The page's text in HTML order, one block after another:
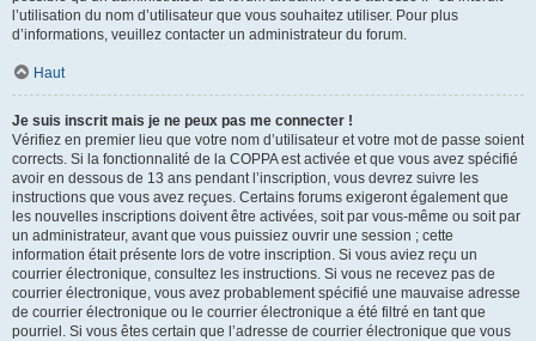
l’utilisation du nom d’utilisateur que vous souhaitez utiliser. Pour plus
d’informations, veuillez contacter un administrateur du forum.
Haut
Je suis inscrit mais je ne peux pas me connecter !
Vérifiez en premier lieu que votre nom d’utilisateur et votre mot de passe soient
corrects. Si la fonctionnalité de la COPPA est activée et que vous avez spécifié
avoir en dessous de 13 ans pendant l’inscription, vous devrez suivre les
instructions que vous avez reçues. Certains forums exigeront également que
les nouvelles inscriptions doivent être activées, soit par vous-même ou soit par
un administrateur, avant que vous puissiez ouvrir une session ; cette
information était présente lors de votre inscription. Si vous aviez reçu un
courrier électronique, consultez les instructions. Si vous ne recevez pas de
courrier électronique, vous avez probablement spécifié une mauvaise adresse
de courrier électronique ou le courrier électronique a été filtré en tant que
pourriel. Si vous êtes certain que l’adresse de courrier électronique que vous